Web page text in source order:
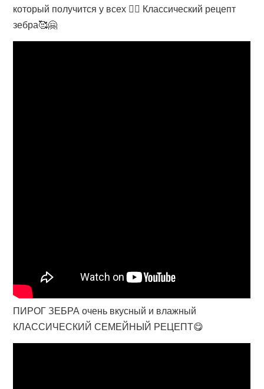
который получится у всех 👍🏻 Классический рецепт
зебра🥰🤗
ПИРОГ ЗЕБРА очень вкусный и влажный
КЛАССИЧЕСКИЙ СЕМЕЙНЫЙ РЕЦЕПТ😋